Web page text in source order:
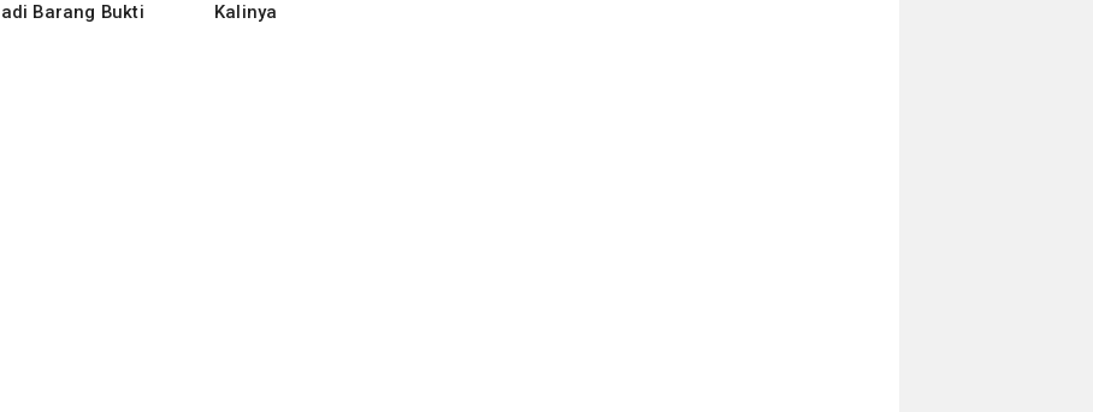
Barang Bukti
Kalinya